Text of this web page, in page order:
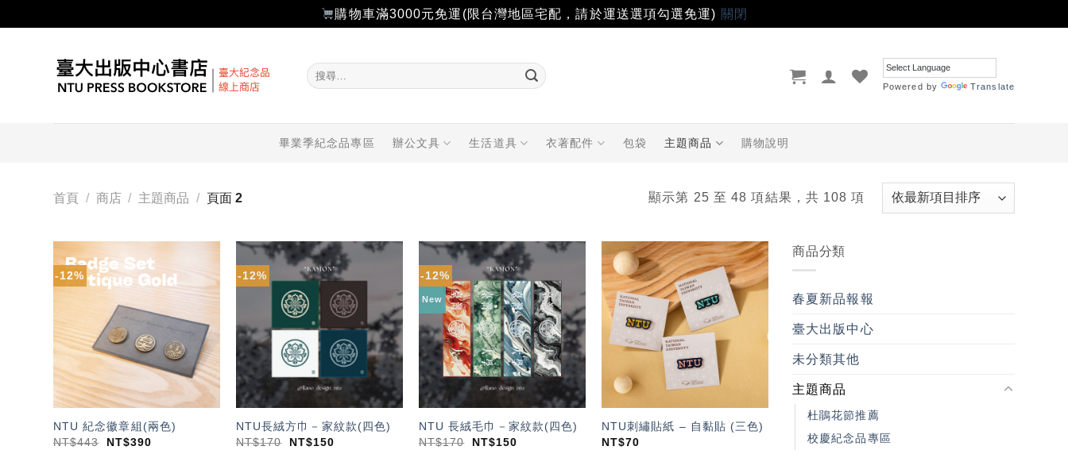
購物車滿3000元免運(限台灣地區宅配，請於運送選項勾選免運) 關閉
搜
尋
Powered by Translate
畢業季紀念品專區 辦公文具 生活道具 衣著配件 包袋 主題商品 購物說明
首頁 / 商店 / 主題商品 / 頁面 2 顯示第 25 至 48 項結果，共 108 項
-12%
加入
「願
單」
NTU 紀念徽章組(兩色)
NT$443 NT$390
-12%
單」
NTU長絨方巾－家紋款(四色)
NT$170 NT$150
-12%
New
加入
「願
望輕
單」
NTU 長絨毛巾－家紋款(四色)
NT$170 NT$150
加入
「願
望輕
單」
NTU刺繡貼紙 – 自黏貼 (三色)
NT$70
商品分類
春夏新品報報
臺大出版中心
未分類其他
主題商品
杜鵑花節推薦
校慶紀念品專區